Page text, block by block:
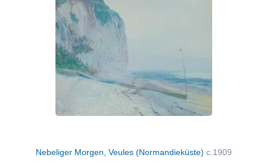
Nebeliger Morgen, Veules (Normandieküste) c.1909